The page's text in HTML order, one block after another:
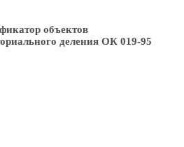
объектов
деления ОК 019-95